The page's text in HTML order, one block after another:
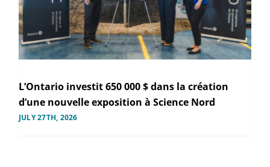
L’Ontario investit 650 000 $ dans la création
d’une nouvelle exposition à Science Nord
JULY 27TH, 2026